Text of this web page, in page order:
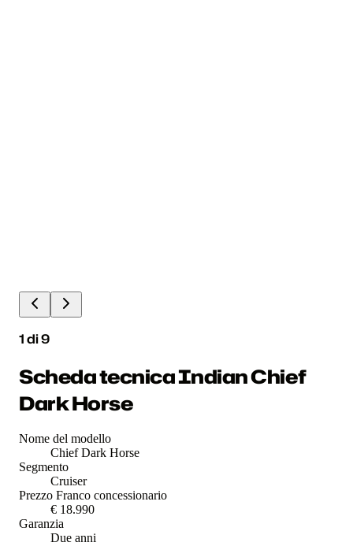
1di9
Scheda tecnica Indian Chief
Dark Horse
Nome del modello
Chief Dark Horse
Segmento
Cruiser
Prezzo Franco concessionario
€ 18.990
Garanzia
Due anni